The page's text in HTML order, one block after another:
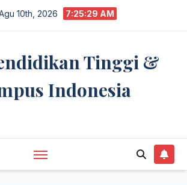
10th, 2026 7:25:30 AM
Tinggi &
Indonesia